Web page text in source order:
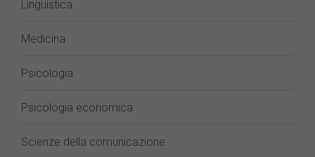
Linguistica
Medicina
Psicologia
Psicologia economica
Scienze della comunicazione